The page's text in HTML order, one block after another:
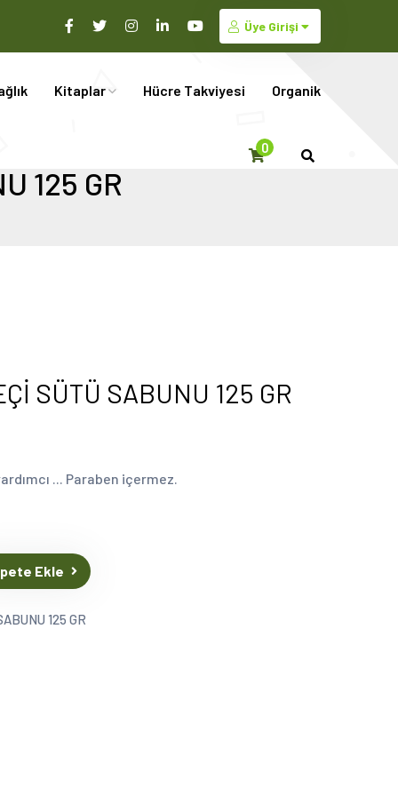
Üye Girişi
Kitaplar Hücre Takviyesi Organik
0
125 GR
SÜTÜ SABUNU 125 GR
... Paraben içermez.
Ekle
125 GR